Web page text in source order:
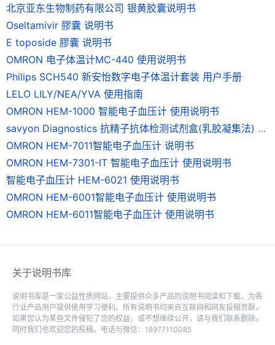
北京亚东生物制药有限公司 银黄胶囊说明书
Oseltamivir 膠囊 说明书
E toposide 膠囊 说明书
OMRON 电子体温计MC-440 使用说明书
Philips SCH540 新安怡数字电子体温计套装 用户手册
LELO LILY/NEA/YVA 使用指南
OMRON HEM-1000 智能电子血压计 使用说明书
savyon Diagnostics 抗精子抗体检测试剂盒(乳胶凝集法) 说明书
OMRON HEM-7011智能电子血压计 说明书
OMRON HEM-7301-IT 智能电子血压计 使用说明书
智能电子血压计 HEM-6021 使用说明书
OMRON HEM-6001智能电子血压计 使用说明书
OMRON HEM-6011智能电子血压计 使用说明书
关于说明书库
说明书库是一家公益性质网站，主要提供众多产品的说明书阅读和下载，为各
行业产品用户提供使用学习便利。所有说明书均来自互联网和网友投稿贡献，
如果您认为某些文件侵犯了您的权益，或不想继续公开，请与我们联系删除。
同时我们也欢迎您的投稿。电话与微信：18977110085